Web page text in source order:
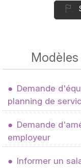
Demande
planning de
Demande
employeur
Informer un